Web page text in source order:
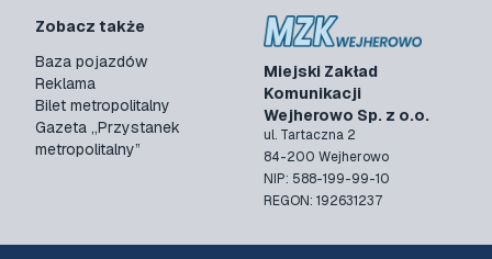
Miejski Zakład
Komunikacji
Wejherowo Sp. z o.o.
ul. Tartaczna 2
84-200 Wejherowo
NIP: 588-199-99-10
REGON: 192631237
Zobacz także
Baza pojazdów
Reklama
Bilet metropolitalny
Gazeta „Przystanek
metropolitalny”